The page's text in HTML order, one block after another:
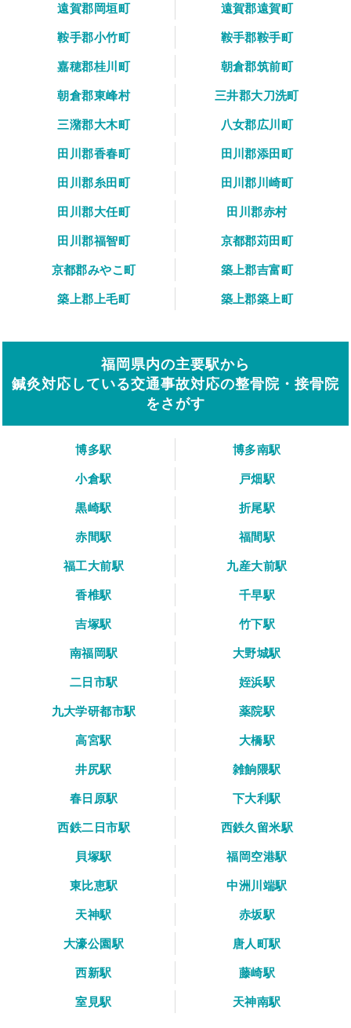
遠賀郡岡垣町
遠賀郡遠賀町
鞍手郡小竹町
鞍手郡鞍手町
嘉穂郡桂川町
朝倉郡筑前町
朝倉郡東峰村
三井郡大刀洗町
三潴郡大木町
八女郡広川町
田川郡香春町
田川郡添田町
田川郡糸田町
田川郡川崎町
田川郡大任町
田川郡赤村
田川郡福智町
京都郡苅田町
京都郡みやこ町
築上郡吉富町
築上郡上毛町
築上郡築上町
福岡県内の主要駅から
鍼灸対応している交通事故対応の整骨院・接骨院
をさがす
博多駅
博多南駅
小倉駅
戸畑駅
黒崎駅
折尾駅
赤間駅
福間駅
福工大前駅
九産大前駅
香椎駅
千早駅
吉塚駅
竹下駅
南福岡駅
大野城駅
二日市駅
姪浜駅
九大学研都市駅
薬院駅
高宮駅
大橋駅
井尻駅
雑餉隈駅
春日原駅
下大利駅
西鉄二日市駅
西鉄久留米駅
貝塚駅
福岡空港駅
東比恵駅
中洲川端駅
天神駅
赤坂駅
大濠公園駅
唐人町駅
西新駅
藤崎駅
室見駅
天神南駅